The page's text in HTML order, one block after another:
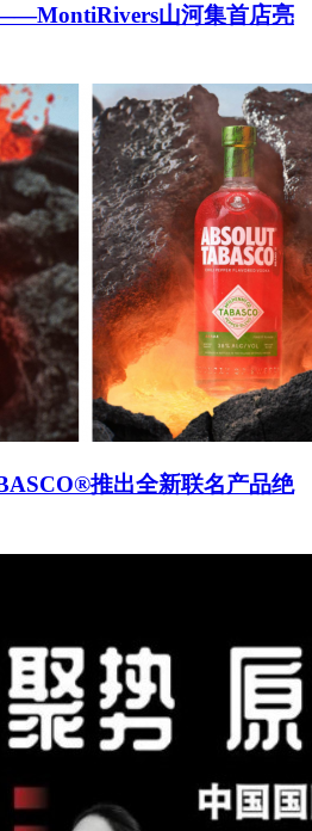
山河集首店亮
推出全新联名产品绝